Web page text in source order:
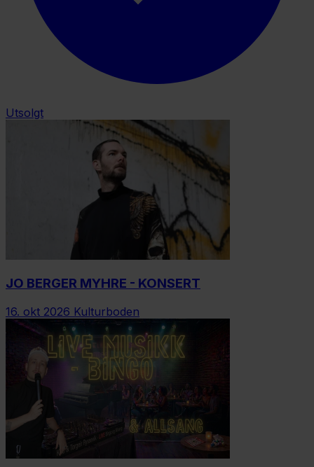
Utsolgt
JO BERGER MYHRE - KONSERT
16. okt 2026 Kulturboden